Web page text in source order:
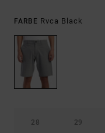
FARBE Rvca Black
28 29